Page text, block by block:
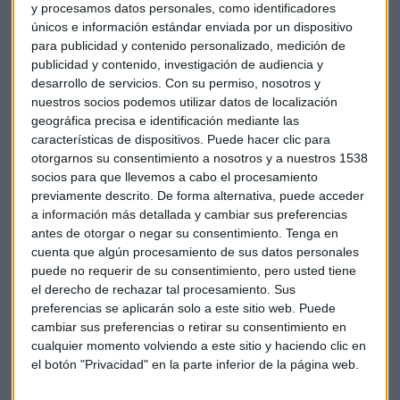
y procesamos datos personales, como identificadores
únicos e información estándar enviada por un dispositivo
para publicidad y contenido personalizado, medición de
publicidad y contenido, investigación de audiencia y
desarrollo de servicios. Con su permiso, nosotros y
nuestros socios podemos utilizar datos de localización
geográfica precisa e identificación mediante las
características de dispositivos. Puede hacer clic para
otorgarnos su consentimiento a nosotros y a nuestros 1538
socios para que llevemos a cabo el procesamiento
previamente descrito. De forma alternativa, puede acceder
a información más detallada y cambiar sus preferencias
antes de otorgar o negar su consentimiento. Tenga en
cuenta que algún procesamiento de sus datos personales
puede no requerir de su consentimiento, pero usted tiene
el derecho de rechazar tal procesamiento. Sus
preferencias se aplicarán solo a este sitio web. Puede
cambiar sus preferencias o retirar su consentimiento en
cualquier momento volviendo a este sitio y haciendo clic en
el botón "Privacidad" en la parte inferior de la página web.
financiera global. Cuatro días antes había marcado un
6,22% negativo. Unos meses antes, el 21 y 22 de enero
encadenaba dos jornadas con cesiones del 4,30%.
ataque terrorista del 11-S, que provocaba el cierre de
Wall Street, también tenía su impacto en el Ibex 35 con
caídas del 5,20%.
Si hemos comentado la crisis financiera, el Covid o la salida
de Reino Unido de la UE, no podemos obviar los batacazos
que provocaba la crisis de deuda soberana europea
mercado español. El 8 de agosto de 2011 se cerraba la sesión
con pérdidas del 4,63%; el día 9, del 4,09%, y el 11 de agosto,
del 4,72%. Eso sin tener en cuenta las sesiones de mayo de
2010, cuando se acumulaba un 12% de descensos en apenas
tres sesiones por esa misma razón.